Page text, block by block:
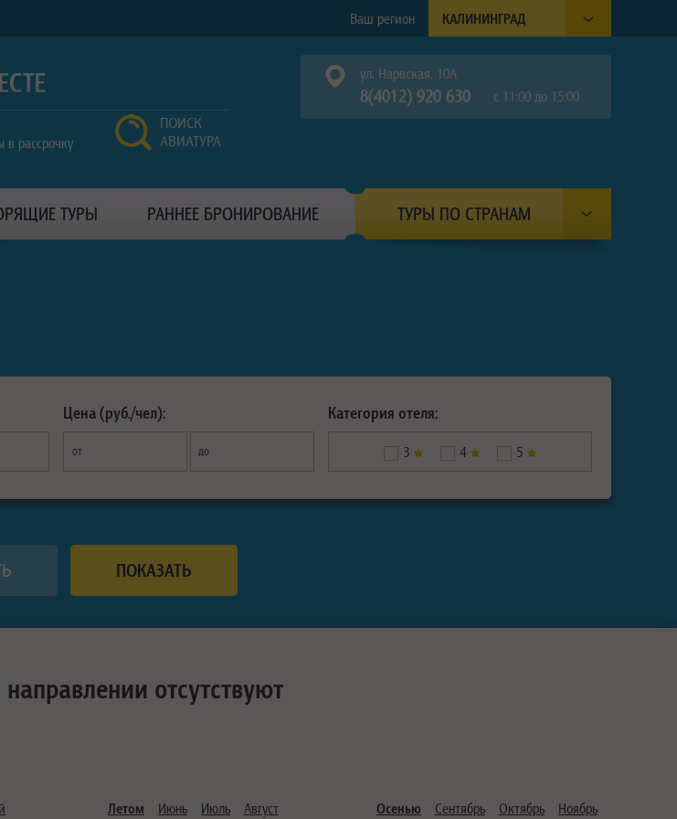
КАЛИНИНГРАД
Ваш регион
ТУРЫ ПО СТРАНАМ
в рассрочку
ПОИСК
АВИАТУРА
ул. Нарвская, 10А
с 11:00 до 15:00
8(4012) 920 630
ТУРЫ РАННЕЕ БРОНИРОВАНИЕ
Цена (руб./чел):
от до
Категория отеля:
3 4 5
отсутствуют
Летом Июнь Июль Август Осенью Сентябрь Октябрь Ноябрь